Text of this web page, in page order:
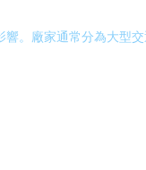
。廠家通常分為大型